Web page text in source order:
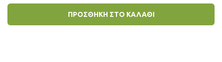
ΠΡΟΣΘΗΚΗ ΣΤΟ ΚΑΛΑΘΙ